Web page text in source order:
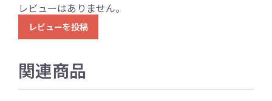
レビューはありません。
レビューを投稿
関連商品